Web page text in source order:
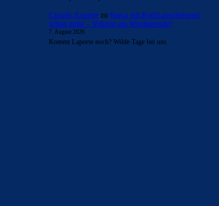
Clouds: Experte zu Barça mit Rodri anscheinend
schon einig – Vollzug am Wochenende?
7. August 2026
Kommt Laporte noch? Wilde Tage bei uns